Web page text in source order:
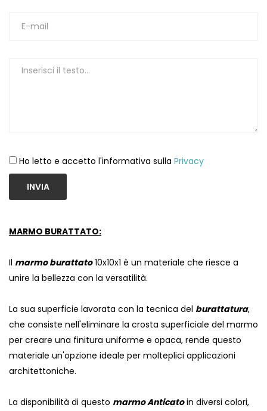
Ho letto e accetto l'informativa sulla Privacy
INVIA
MARMO BURATTATO:
Il marmo burattato10x10x1 è un materiale che riesce a
unire la bellezza con la versatilità.
La sua superficie lavorata con la tecnica del burattatura,
che consiste nell'eliminare la crosta superficiale del marmo
per creare una finitura uniforme e opaca, rende questo
materiale un'opzione ideale per molteplici applicazioni
architettoniche.
La disponibilità di questo marmo Anticatoin diversi colori,